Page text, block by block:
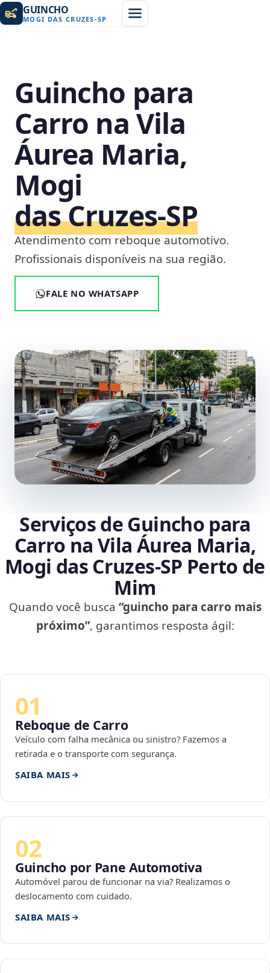
GUINCHO
MOGI DAS CRUZES-SP
Guincho para
Carro na Vila
Áurea Maria,
Mogi
das Cruzes‑SP
Atendimento com reboque automotivo.
Profissionais disponíveis na sua região.
FALE NO WHATSAPP
Serviços de Guincho para
Carro na Vila Áurea Maria,
Mogi das Cruzes‑SP Perto de
Mim
Quando você busca “guincho para carro mais
próximo”, garantimos resposta ágil:
01
Reboque de Carro
Veículo com falha mecânica ou sinistro? Fazemos a
retirada e o transporte com segurança.
SAIBA MAIS
02
Guincho por Pane Automotiva
Automóvel parou de funcionar na via? Realizamos o
deslocamento com cuidado.
SAIBA MAIS